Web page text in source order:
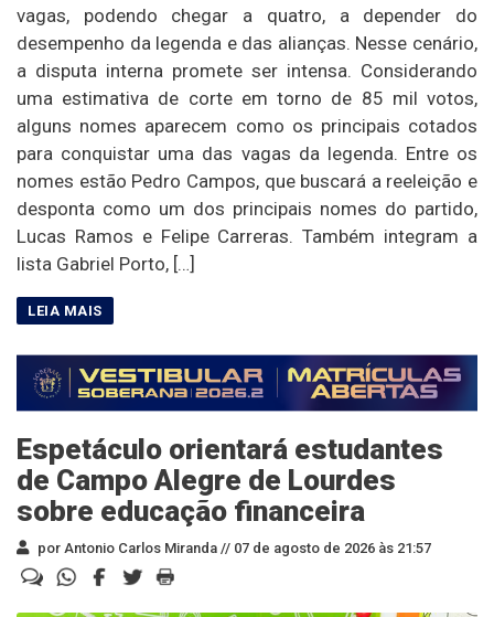
vagas, podendo chegar a quatro, a depender do
desempenho da legenda e das alianças. Nesse cenário,
a disputa interna promete ser intensa. Considerando
uma estimativa de corte em torno de 85 mil votos,
alguns nomes aparecem como os principais cotados
para conquistar uma das vagas da legenda. Entre os
nomes estão Pedro Campos, que buscará a reeleição e
desponta como um dos principais nomes do partido,
Lucas Ramos e Felipe Carreras. Também integram a
lista Gabriel Porto, […]
Espetáculo orientará estudantes
de Campo Alegre de Lourdes
sobre educação financeira
por Antonio Carlos Miranda // 07 de agosto de 2026 às 21:57